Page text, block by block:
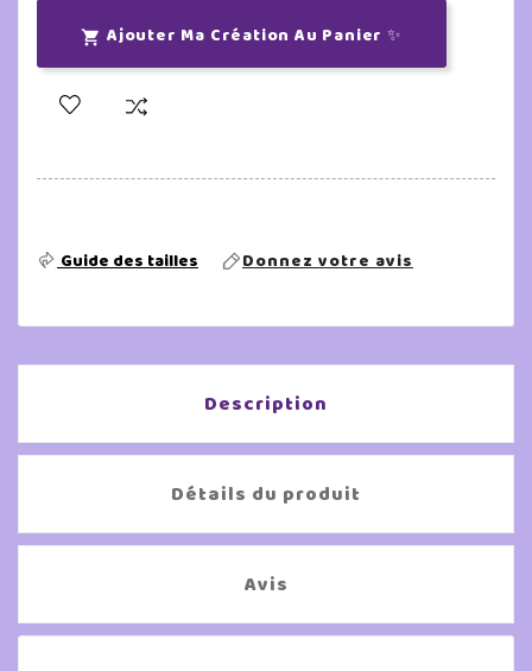
 Ajouter Ma Création Au Panier ✨
Guide des tailles Donnez votre avis
Description
Détails du produit
Avis